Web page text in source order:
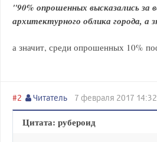
"90% опрошенных высказались за
архитектурного облика города, а
а значит, среди опрошенных 10%
#2 Читатель 7 февраля 2017 14:32
Цитата: рубероид